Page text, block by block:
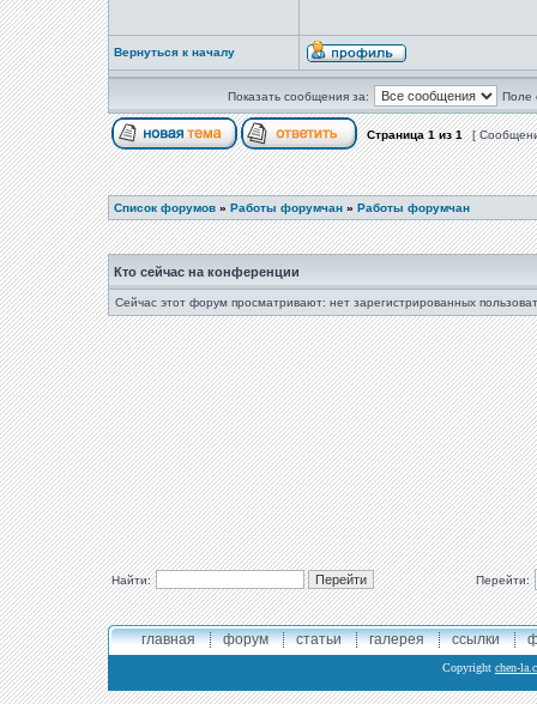
Вернуться к началу
Показать сообщения за: Поле
Страница1из1 [
Список форумов » Работы форумчан » Работы форумчан
Кто сейчас на конференции
Сейчас этот форум просматривают: нет зарегистрированных
Найти: Перейти:
главная форум статьи галерея ссылки
Copyright chen-